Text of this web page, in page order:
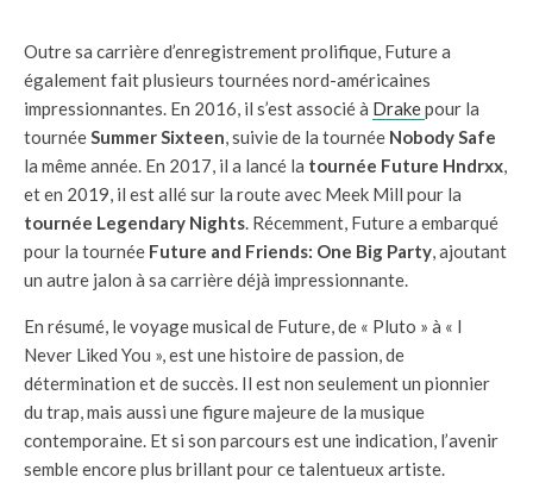
Outre sa carrière d’enregistrement prolifique, Future a
également fait plusieurs tournées nord-américaines
impressionnantes. En 2016, il s’est associé à Drakepour la
tournée Summer Sixteen , suivie de la tournée Nobody Safe
la même année. En 2017, il a lancé la tournée Future Hndrxx
et en 2019, il est allé sur la route avec Meek Mill pour la
tournée Legendary Nights . Récemment, Future a embarqué
pour la tournée Future and Friends: One Big Party , ajoutant
un autre jalon à sa carrière déjà impressionnante.
En résumé, le voyage musical de Future, de « Pluto » à « I
Never Liked You », est une histoire de passion, de
détermination et de succès. Il est non seulement un pionnier
du trap, mais aussi une figure majeure de la musique
contemporaine. Et si son parcours est une indication, l’avenir
semble encore plus brillant pour ce talentueux artiste.